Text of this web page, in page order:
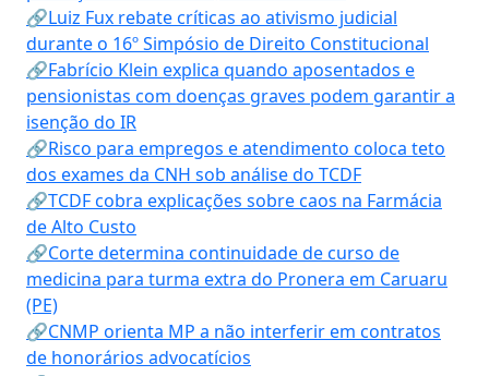
🔗Luiz Fux rebate críticas ao ativismo judicial
durante o 16º Simpósio de Direito Constitucional
🔗Fabrício Klein explica quando aposentados e
pensionistas com doenças graves podem garantir a
isenção do IR
🔗Risco para empregos e atendimento coloca teto
dos exames da CNH sob análise do TCDF
🔗TCDF cobra explicações sobre caos na Farmácia
de Alto Custo
🔗Corte determina continuidade de curso de
medicina para turma extra do Pronera em Caruaru
(PE)
🔗CNMP orienta MP a não interferir em contratos
de honorários advocatícios